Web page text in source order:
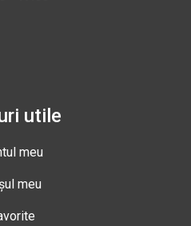
utile
meu
meu